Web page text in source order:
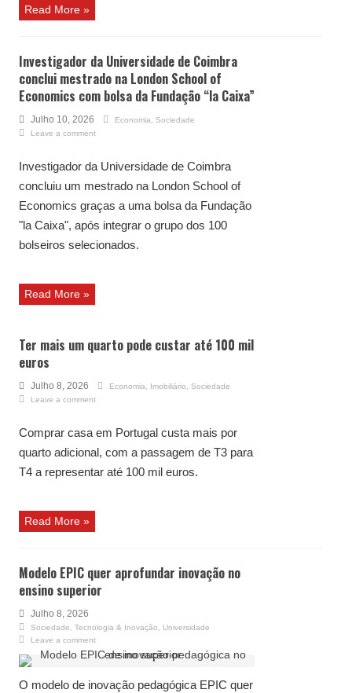
Read More »
Investigador da Universidade de Coimbra
conclui mestrado na London School of
Economics com bolsa da Fundação “la Caixa”
Julho 10, 2026 Economia
Sociedade
Leave a comment
Investigador da Universidade de Coimbra
concluiu um mestrado na London School of
Economics graças a uma bolsa da Fundação
"la Caixa", após integrar o grupo dos 100
bolseiros selecionados.
Read More »
Ter mais um quarto pode custar até 100 mil
euros
Julho 8, 2026 Economia Imobiliário
Sociedade
Leave a comment
Comprar casa em Portugal custa mais por
quarto adicional, com a passagem de T3 para
T4 a representar até 100 mil euros.
Read More »
Modelo EPIC quer aprofundar inovação no
ensino superior
Julho 8, 2026
Sociedade, Tecnologia & Inovação, Universidade
Leave a comment
O modelo de inovação pedagógica EPIC quer